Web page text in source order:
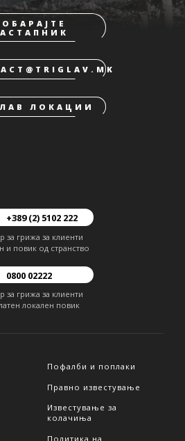
ЛОКАЦИИ
+389 (2) 5102 222
за грижа за клиенти
и повик од странство
0800 02222
за грижа за клиенти
локален повик
Пофалби и поплаки
Правно известување
Известување за
колачиња
Политика на